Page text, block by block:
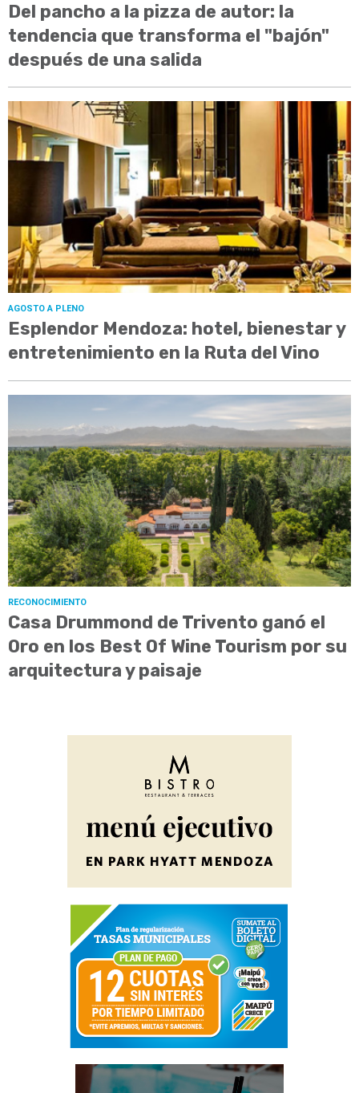
Del pancho a la pizza de autor: la
tendencia que transforma el "bajón"
después de una salida
AGOSTO A PLENO
Esplendor Mendoza: hotel, bienestar y
entretenimiento en la Ruta del Vino
RECONOCIMIENTO
Casa Drummond de Trivento ganó el
Oro en los Best Of Wine Tourism por su
arquitectura y paisaje